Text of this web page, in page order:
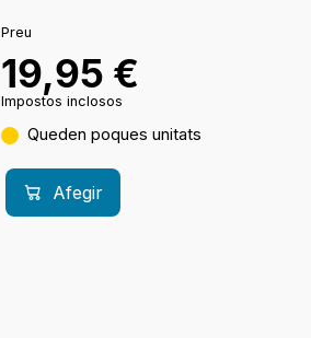
Preu
19,95 €
Impostos inclosos
Queden poques unitats
Afegir